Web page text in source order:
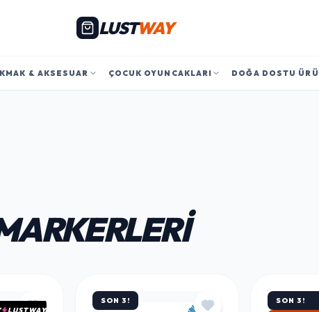
LUSTWAY
& AKSESUAR ÇOCUK OYUNCAKLARI DOĞA DOSTU
LUSTWAY
SON 3! SON 3!